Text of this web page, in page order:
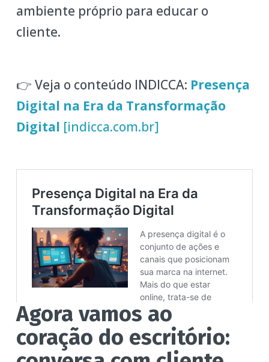
ambiente próprio para educar o
cliente.
👉 Veja o conteúdo INDICCA: Presença
Digital na Era da Transformação
Digital [indicca.com.br]
Agora vamos ao
coração do escritório: